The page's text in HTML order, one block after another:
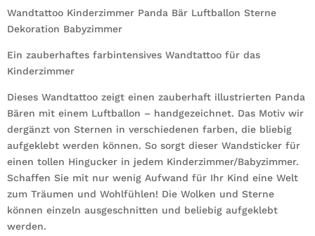
Menge
Wandtattoo Kinderzimmer Panda Bär Luftballon Sterne
Dekoration Babyzimmer
Ein zauberhaftes farbintensives Wandtattoo für das
Kinderzimmer
Dieses Wandtattoo zeigt einen zauberhaft illustrierten Panda
Bären mit einem Luftballon – handgezeichnet. Das Motiv wir
dergänzt von Sternen in verschiedenen farben, die bliebig
aufgeklebt werden können. So sorgt dieser Wandsticker für
einen tollen Hingucker in jedem Kinderzimmer/Babyzimmer.
Schaffen Sie mit nur wenig Aufwand für Ihr Kind eine Welt
zum Träumen und Wohlfühlen! Die Wolken und Sterne
können einzeln ausgeschnitten und beliebig aufgeklebt
werden.